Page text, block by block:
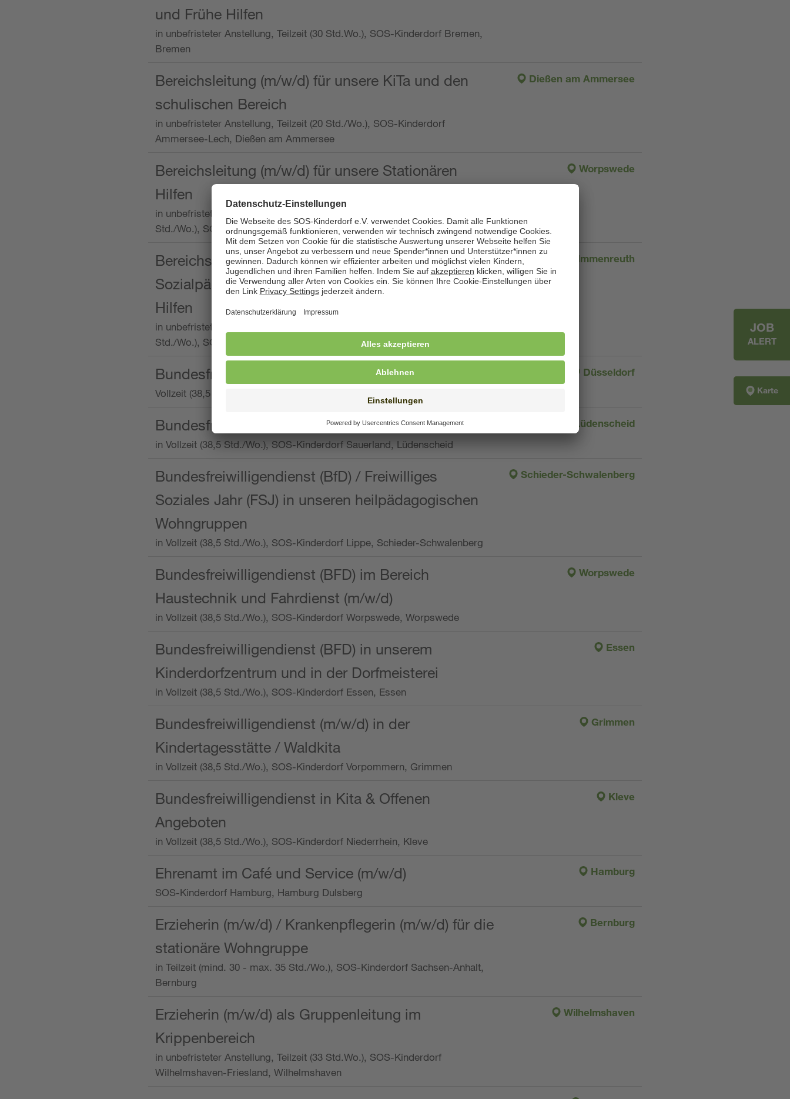
und Frühe Hilfen
in unbefristeter Anstellung, Teilzeit (30 Std.Wo.), SOS-Kinderdorf Bremen,
Bremen
Bereichsleitung (m/w/d) für unsere KiTa und den
schulischen Bereich
in unbefristeter Anstellung, Teilzeit (20 Std./Wo.), SOS-Kinderdorf
Ammersee-Lech, Dießen am Ammersee
Dießen am Ammersee
Bereichsleitung (m/w/d) für unsere Stationären
Hilfen
in unbefristeter Anstellung, Vollzeit oder Teilzeit (mind. 30 - max. 38,5
Std./Wo.), SOS-Kinderdorf Worpswede,
Worpswede
Bereichsleitung mit der Qualifikation als
Sozialpädagogin (m/w/d) und die Ambulanten
Hilfen
in unbefristeter Anstellung, Vollzeit oder Teilzeit (min. 34 bis max. 38,5
Std./Wo.), SOS-Kinderdorf Oberpfalz, Immenreuth
Immenreuth
Bundesfreiwilligendienst
Vollzeit (38,5 Stunden pro Woche), SOS-Kinderdorf Düsseldorf
Düsseldorf
Bundesfreiwilligendienst
in Vollzeit (38,5 Std./Wo.), SOS-Kinderdorf Sauerland, Lüdenscheid
Lüdenscheid
Bundesfreiwilligendienst (BfD) / Freiwilliges
Soziales Jahr (FSJ) in unseren heilpädagogischen
Wohngruppen
in Vollzeit (38,5 Std./Wo.), SOS-Kinderdorf Lippe, Schieder-Schwalenberg
Schieder-Schwalenberg
Bundesfreiwilligendienst (BFD) im Bereich
Haustechnik und Fahrdienst (m/w/d)
in Vollzeit (38,5 Std./Wo.), SOS-Kinderdorf Worpswede, Worpswede
Worpswede
Bundesfreiwilligendienst (BFD) in unserem
Kinderdorfzentrum und in der Dorfmeisterei
in Vollzeit (38,5 Std./Wo.), SOS-Kinderdorf Essen, Essen
Essen
Bundesfreiwilligendienst (m/w/d) in der
Kindertagesstätte / Waldkita
in Vollzeit (38,5 Std./Wo.), SOS-Kinderdorf Vorpommern, Grimmen
Grimmen
Bundesfreiwilligendienst in Kita & Offenen
Angeboten
in Vollzeit (38,5 Std./Wo.), SOS-Kinderdorf Niederrhein, Kleve
Kleve
Ehrenamt im Café und Service (m/w/d)
SOS-Kinderdorf Hamburg, Hamburg Dulsberg
Hamburg
Erzieherin (m/w/d) / Krankenpflegerin (m/w/d) für die
stationäre Wohngruppe
in Teilzeit (mind. 30 - max. 35 Std./Wo.), SOS-Kinderdorf Sachsen-Anhalt,
Bernburg
Bernburg
Erzieherin (m/w/d) als Gruppenleitung im
Krippenbereich
in unbefristeter Anstellung, Teilzeit (33 Std.Wo.), SOS-Kinderdorf
Wilhelmshaven-Friesland, Wilhelmshaven
Wilhelmshaven
JOB
ALERT
Karte